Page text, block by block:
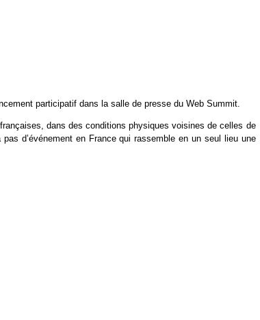
participatif dans la salle de presse du Web Summit.
dans des conditions physiques voisines de celles de
d’événement en France qui rassemble en un seul lieu une